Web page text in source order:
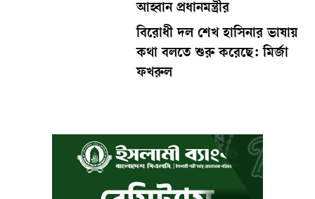
আহ্বান প্রধানমন্ত্রীর
বিরোধী দল শেখ হাসিনার ভাষায়
কথা বলতে শুরু করেছে: মির্জা
ফখরুল